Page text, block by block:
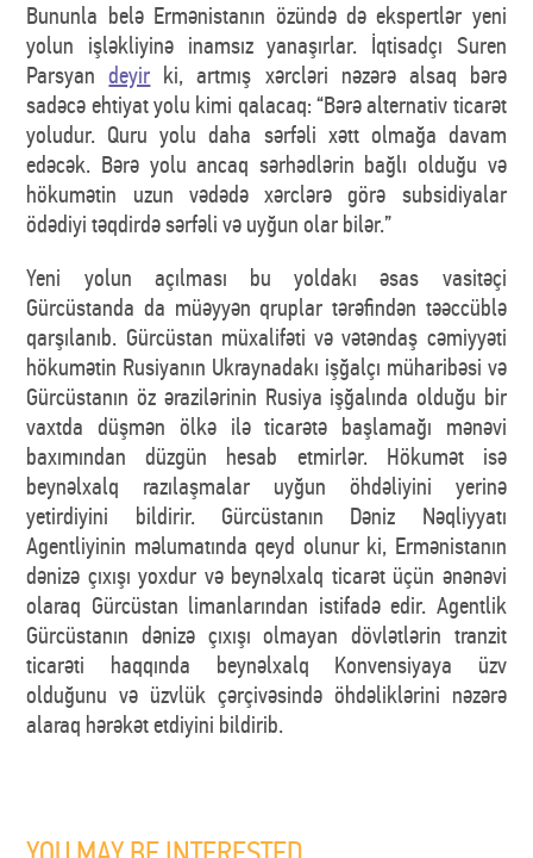
Bununla belə Ermənistanın özündə də ekspertlər yeni
yolun işləkliyinə inamsız yanaşırlar. İqtisadçı Suren
Parsyandeyir ki, artmış xərcləri nəzərə alsaq bərə
sadəcə ehtiyat yolu kimi qalacaq: “Bərə alternativ ticarət
yoludur. Quru yolu daha sərfəli xətt olmağa davam
edəcək. Bərə yolu ancaq sərhədlərin bağlı olduğu və
hökumətin uzun vədədə xərclərə görə subsidiyalar
ödədiyi təqdirdə sərfəli və uyğun olar bilər.”
Yeni yolun açılması bu yoldakı əsas vasitəçi
Gürcüstanda da müəyyən qruplar tərəfindən təəccüblə
qarşılanıb. Gürcüstan müxalifəti və vətəndaş cəmiyyəti
hökumətin Rusiyanın Ukraynadakı işğalçı müharibəsi və
Gürcüstanın öz ərazilərinin Rusiya işğalında olduğu bir
vaxtda düşmən ölkə ilə ticarətə başlamağı mənəvi
baxımından düzgün hesab etmirlər. Hökumət isə
beynəlxalq razılaşmalar uyğun öhdəliyini yerinə
yetirdiyini bildirir. Gürcüstanın Dəniz Nəqliyyatı
Agentliyinin məlumatında qeyd olunur ki, Ermənistanın
dənizə çıxışı yoxdur və beynəlxalq ticarət üçün ənənəvi
olaraq Gürcüstan limanlarından istifadə edir. Agentlik
Gürcüstanın dənizə çıxışı olmayan dövlətlərin tranzit
ticarəti haqqında beynəlxalq Konvensiyaya üzv
olduğunu və üzvlük çərçivəsində öhdəliklərini nəzərə
alaraq hərəkət etdiyini bildirib.